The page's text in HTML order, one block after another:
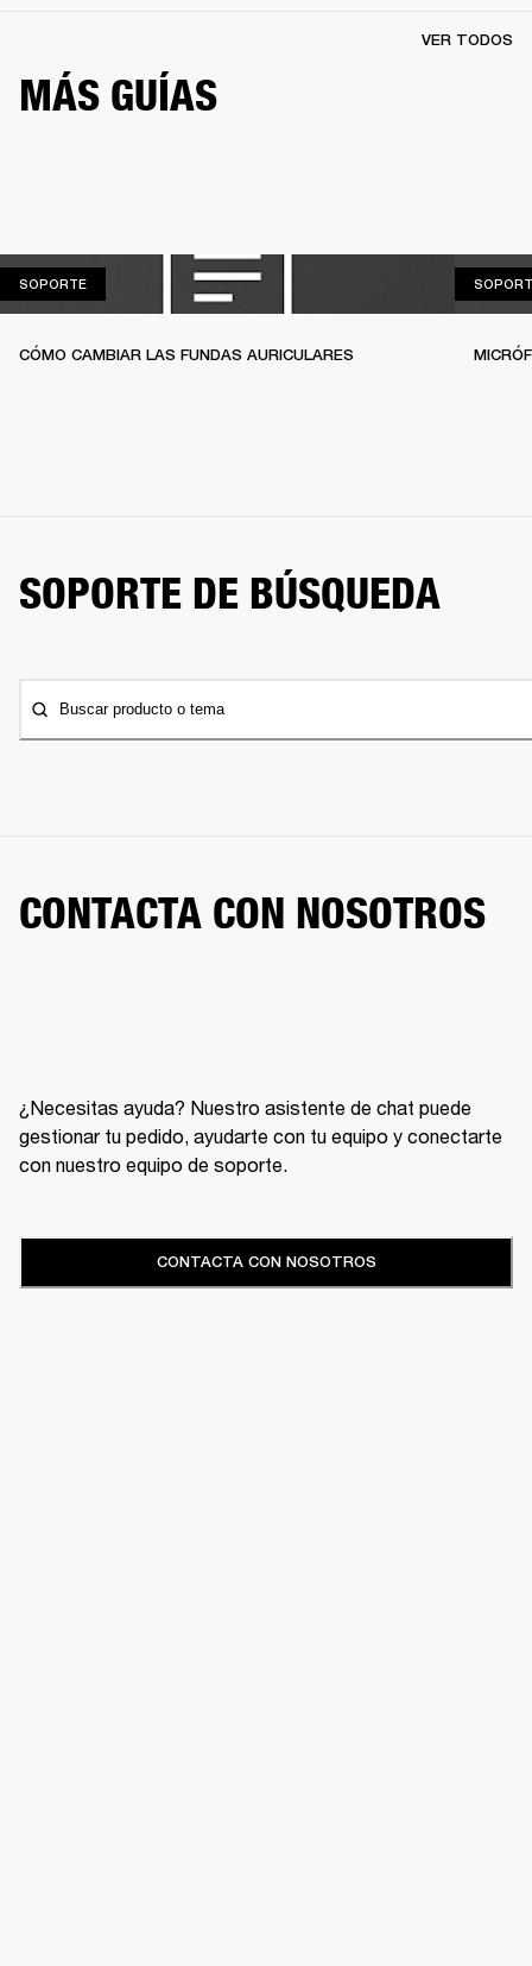
MÁS GUÍAS
VER TODOS
SOPORTESOPORTE
CÓMO CAMBIAR LAS FUNDAS AURICULARES
SOPORTE DE BÚSQUEDA
Buscar producto o tema
CONTACTA CON NOSOTROS
¿Necesitas ayuda? Nuestro asistente de chat puede
gestionar tu pedido, ayudarte con tu equipo y conectarte
con nuestro equipo de soporte.
CONTACTA CON NOSOTROS